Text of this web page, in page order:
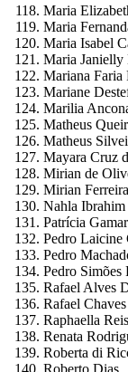
Maria
Maria
Maria Isabel
Maria Janielly
Mariana Faria
Mariane
Marilia
Matheus
Matheus
Mayara Cruz
Mirian de
Mirian
Nahla Ibrahim
Patrícia
Pedro Laicine
Pedro
Pedro Simões
Rafael Alves
Rafael
Raphaella
Renata
Roberta di
Roberto Dias